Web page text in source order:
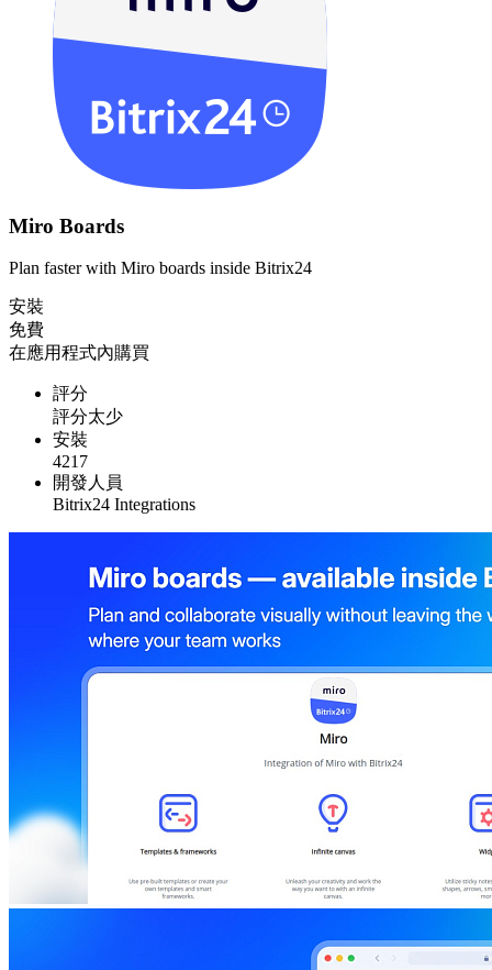
Miro Boards
Plan faster with Miro boards inside Bitrix24
安裝
免費
在應用程式內購買
評分
評分太少
安裝
4217
開發人員
Bitrix24 Integrations